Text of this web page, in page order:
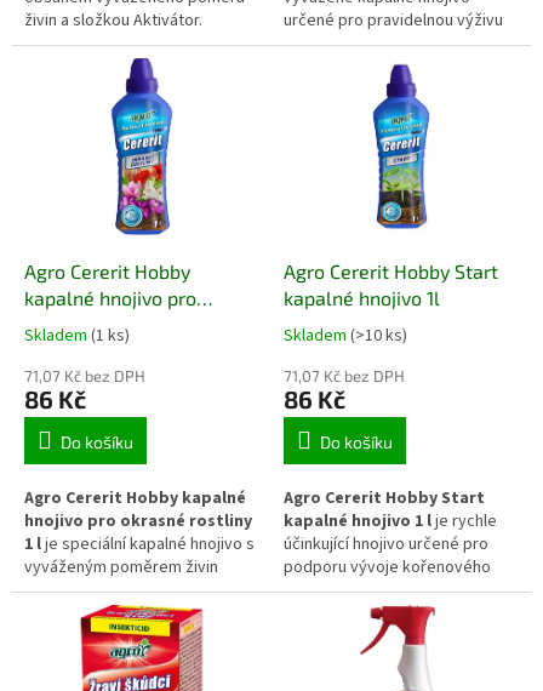
živin a složkou Aktivátor.
Podporuje rovnoměrný růst,
zdravý vývoj kořenového
systému, intenzivní kvetení a
vyšší odolnost rostlin během
vegetačního období.
určené pro pravidelnou výživu
zeleniny, ovocných stromů,
okrasných rostlin i jehličnanů.
Dodává rychle dostupné živiny,
které podporují zdravý růst,
pevnou stavbu pletiv a celkovou
vitalitu rostlin během vegetace.
Agro Cererit Hobby
kapalné hnojivo pro
okrasné rostliny 1l
Skladem (1 ks)
71,07 Kč bez DPH
86 Kč
Do košíku
Agro Cererit Hobby kapalné
hnojivo pro okrasné rostliny
1 lje speciální kapalné hnojivo s
vyváženým poměrem živin
určené pro pravidelnou výživu
trvalek, keřů a kvetoucích
druhů. Dodává rychle dostupné
živiny, které podporují zdravý
růst, tvorbu pevných výhonů a
Agro Cererit Hobby Start
kapalné hnojivo 1l
Skladem (>10 ks)
71,07 Kč bez DPH
86 Kč
Do košíku
Agro Cererit Hobby Start
kapalné hnojivo 1 lje rychle
účinkující hnojivo určené pro
podporu vývoje kořenového
systému a zdravý start mladých
rostlin. Pomáhá stabilizovat růst
po výsadbě a přispívá k
vytvoření silného základu pro
další vegetační vývoj zeleniny,